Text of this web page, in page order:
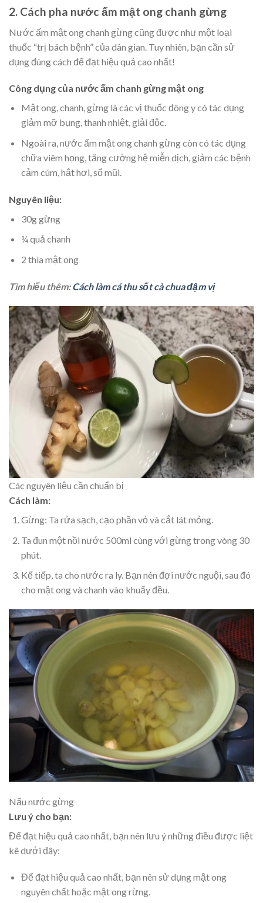
2. Cách pha nước ấm mật ong chanh gừng
Nước ấm mật ong chanh gừng cũng được như một loại
thuốc “trị bách bệnh” của dân gian. Tuy nhiên, bạn cần sử
dụng đúng cách để đạt hiệu quả cao nhất!
Công dụng của nước ấm chanh gừng mật ong
Mật ong, chanh, gừng là các vị thuốc đông y có tác dụng
giảm mỡ bụng, thanh nhiệt, giải độc.
Ngoài ra, nước ấm mật ong chanh gừng còn có tác dụng
chữa viêm họng, tăng cường hệ miễn dịch, giảm các bệnh
cảm cúm, hắt hơi, sổ mũi.
Nguyên liệu:
30g gừng
¼ quả chanh
2 thìa mật ong
Tìm hiểu thêm:Cách làm cá thu sốt cà chua đậm vị
Các nguyên liệu cần chuẩn bị
Cách làm:
Gừng: Ta rửa sạch, cạo phần vỏ và cắt lát mỏng.
Ta đun một nồi nước 500ml cùng với gừng trong vòng 30
phút.
Kế tiếp, ta cho nước ra ly. Bạn nên đợi nước nguội, sau đó
cho mật ong và chanh vào khuấy đều.
Nấu nước gừng
Lưu ý cho bạn:
Để đạt hiệu quả cao nhất, bạn nên lưu ý những điều được liệt
kê dưới đây:
Để đạt hiệu quả cao nhất, bạn nên sử dụng mật ong
nguyên chất hoặc mật ong rừng.